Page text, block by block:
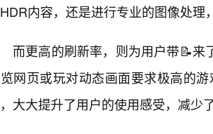
内容，还是进行专业的图像处
而更高的刷新率，则为用户带📝
网页或玩对动态画面要求极高的
大大提升了用户的使用感受，减少